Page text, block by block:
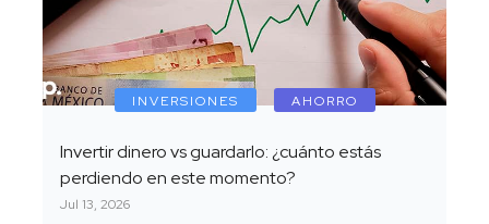
INVERSIONES AHORRO
Invertir dinero vs guardarlo: ¿cuánto estás
perdiendo en este momento?
Jul 13, 2026